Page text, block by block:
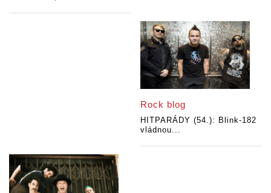
Rock blog
HITPARÁDY (54.): Blink-182
vládnou...